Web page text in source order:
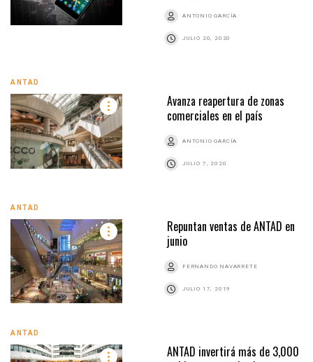
ANTONIO GARCÍA
JULIO 20, 2020
ANTAD
Avanza reapertura de zonas
comerciales en el país
ANTONIO GARCÍA
JULIO 7, 2020
ANTAD
Repuntan ventas de ANTAD en
junio
FERNANDO NAVARRETE
JULIO 17, 2019
ANTAD
ANTAD invertirá más de 3,000